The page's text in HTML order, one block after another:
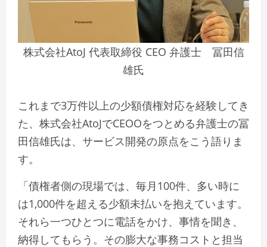
株式会社AtoJ 代表取締役 CEO 弁護士 冨田信
雄氏
これまで3万件以上の少額債権対応を経験してき
た、株式会社AtoJでCEOOをつとめる弁護士の冨
田信雄氏は、サービス開発の原点をこう語りま
す。
「債権者側の現場では、毎月100件、多い時に
は1,000件を超える少額未払いを抱えています。
それら一つひとつに電話をかけ、事情を聞き、
納得してもらう。その膨大な事務コストと担当